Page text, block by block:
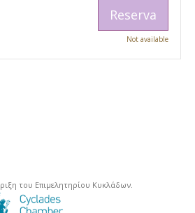
Reserva
Not available
του Επιμελητηρίου Κυκλάδων.